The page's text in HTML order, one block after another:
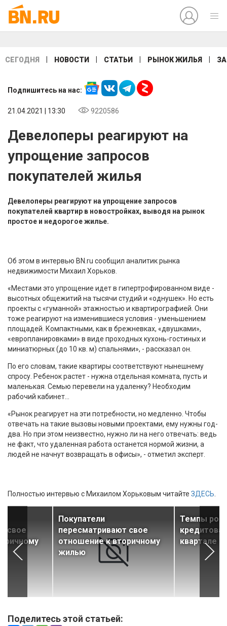
СЕГОДНЯ НОВОСТИ СТАТЬИ РЫНОК ЖИЛЬЯ
Подпишитесь на нас:
21.04.2021 | 13:30 9220586
Девелоперы реагируют на
упрощение запросов
покупателей жилья
Девелоперы реагируют на упрощение запросов
покупателей квартир в новостройках, выводя на рынок
простое и недорогое жилье.
Об этом в интервью BN.ru сообщил аналитик рынка
недвижимости Михаил Хорьков.
«Местами это упрощение идет в гипертрофированном виде -
высотных общежитий на тысячи студий и «однушек». Но есть
проекты с «гуманной» этажностью и квартирографией. Они
тоже реагируют на изменившиеся условия - уменьшением
площадей. Компактными, как в брежневках, «двушками»,
«европланировками» в виде проходных кухонь-гостиных и
миниатюрных (до 10 кв. м) спальнями», - рассказал он.
По его словам, такие квартиры соответствуют нынешнему
спросу. Ребенок растет - нужна отдельная комната, пусть и
маленькая. Семью перевели на удаленку? Необходим
рабочий кабинет...
«Рынок реагирует на эти потребности, но медленно. Чтобы
отвечать на такие вызовы новыми проектами, ему нужны год-
два. Но при этом неизвестно, нужно ли на него отвечать: ведь
не факт, что удаленная работа останется нормой жизни, а
людей не начнут возвращать в офисы», - отметил эксперт.
Полностью интервью с Михаилом Хорьковым читайте ЗДЕСЬ
свое
Покупатели
пересматривают свое
отношение к вторичному
жилью
Темпы
квартале
Поделитесь этой статьей: